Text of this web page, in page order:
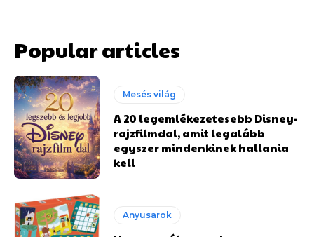
Popular articles
Mesés világ
A 20 legemlékezetesebb Disney-
rajzfilmdal, amit legalább
egyszer mindenkinek hallania
kell
Anyusarok